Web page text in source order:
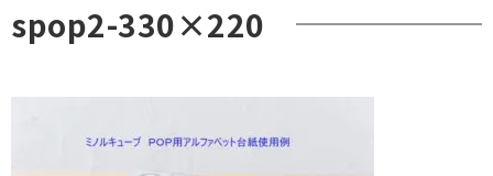
spop2-330×220